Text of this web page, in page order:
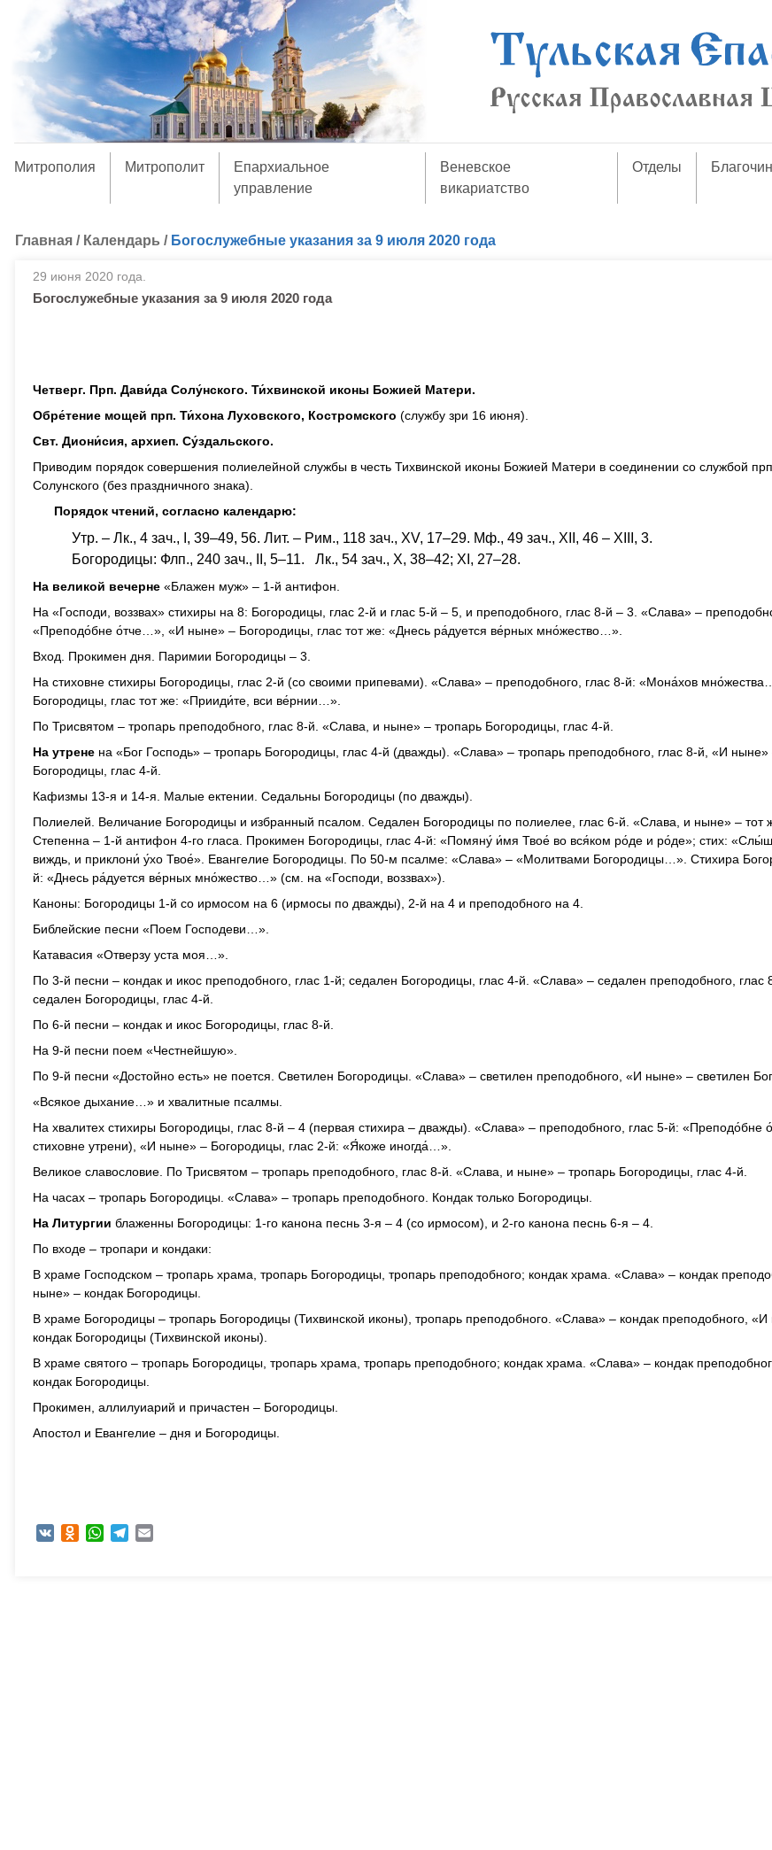
Митрополия Митрополит
Епархиальное
управление
Веневское
викариатство
Отделы
Главная / Календарь / Богослужебные указания за 9 июля 2020 года
29 июня 2020 года.
Богослужебные указания за 9 июля 2020 года
Четверг. Прп. Дави́да Солу́нского. Ти́хвинской иконы Божией Матери.
Обре́тение мощей прп. Ти́хона Луховского, Костромского (службу зри 16 июня).
Свт. Диони́сия, архиеп. Су́здальского.
Приводим порядок совершения полиелейной службы в честь Тихвинской иконы Божией Матери в соединении со службой
Солунского (без праздничного знака).
Порядок чтений, согласно календарю:
Утр. – Лк., 4 зач., I, 39–49, 56. Лит. – Рим., 118 зач., XV, 17–29. Мф., 49 зач., XII, 46 – XIII, 3.
Богородицы: Флп., 240 зач., II, 5–11. Лк., 54 зач., X, 38–42; XI, 27–28.
На великой вечерне «Блажен муж» – 1-й антифон.
На «Господи, воззвах» стихиры на 8: Богородицы, глас 2-й и глас 5-й – 5, и преподобного, глас 8-й – 3. «Слава» –
«Преподо́бне о́тче…», «И ныне» – Богородицы, глас тот же: «Днесь ра́дуется ве́рных мно́жество…».
Вход. Прокимен дня. Паримии Богородицы – 3.
На стиховне стихиры Богородицы, глас 2-й (со своими припевами). «Слава» – преподобного, глас 8-й: «Мона́хов
Богородицы, глас тот же: «Прииди́те, вси ве́рнии…».
По Трисвятом – тропарь преподобного, глас 8-й. «Слава, и ныне»­ – тропарь Богородицы, глас 4-й.
На утрене на «Бог Господь» – тропарь Богородицы, глас 4-й (дважды). «Слава» – тропарь преподобного, глас 8-й, «И ныне»
Богородицы, глас 4-й.
Кафизмы 13-я и 14-я. Малые ектении. Седальны Богородицы (по дважды).
Полиелей. Величание Богородицы и избранный псалом. Седален Богородицы по полиелее, глас 6-й. «Слава, и ныне» – тот
Степенна – 1-й антифон 4-го гласа. Прокимен Богородицы, глас 4-й: «Помяну́ и́мя Твое́ во вся́ком ро́де и ро́де»; стих:
виждь, и приклони́ у́хо Твое́». Евангелие Богородицы. По 50-м псалме: «Слава» – «Молитвами Богородицы…». Стихира
й: «Днесь ра́дуется ве́рных мно́жество…» (см. на «Господи, воззвах»).
Каноны: Богородицы 1-й со ирмосом на 6 (ирмосы по дважды), 2-й на 4 и преподобного на 4.
Библейские песни «Поем Господеви…».
Катавасия «Отверзу уста моя…».
По 3-й песни – кондак и икос преподобного, глас 1-й; седален Богородицы, глас 4-й. «Слава» – седален преподобного,
седален Богородицы, глас 4-й.
По 6-й песни – кондак и икос Богородицы, глас 8-й.
На 9-й песни поем «Честнейшую».
По 9-й песни «Достойно есть» не поется. Светилен Богородицы. «Слава» – светилен преподобного, «И ныне» – светилен
«Всякое дыхание…» и хвалитные псалмы.
На хвалитех стихиры Богородицы, глас 8-й – 4 (первая стихира – дважды). «Слава» – преподобного, глас 5-й: «Преподо́бне
стиховне утрени), «И ныне» – Богородицы, глас 2-й: «Я́коже иногда́…».
Великое славословие. По Трисвятом – тропарь преподобного, глас 8-й. «Слава, и ныне»­ – тропарь Богородицы, глас 4-й.
На часах – тропарь Богородицы. «Слава» – тропарь преподобного. Кондак только Богородицы.
На Литургии блаженны Богородицы: 1-го канона песнь 3-я – 4 (со ирмосом), и 2-го канона песнь 6-я – 4.
По входе – тропари и кондаки:
В храме Господском – тропарь храма, тропарь Богородицы, тропарь преподобного; кондак храма. «Слава» – кондак
ныне» – кондак Богородицы.
В храме Богородицы – тропарь Богородицы (Тихвинской иконы), тропарь преподобного. «Слава» – кондак преподобного,
кондак Богородицы (Тихвинской иконы).
В храме святого – тропарь Богородицы, тропарь храма, тропарь преподобного; кондак храма. «Слава» – кондак
кондак Богородицы.
Прокимен, аллилуиарий и причастен – Богородицы.
Апостол и Евангелие – дня и Богородицы.
VK Odnoklassniki
WhatsAppTelegram